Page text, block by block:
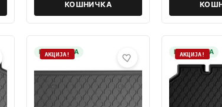
КОШНИЧКА
НА ЗАЛИХА
АКЦИЈА! НА ЗАЛИХА
АКЦИЈА!